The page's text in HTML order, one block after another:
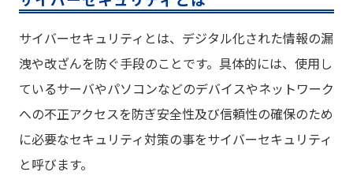
サイバーセキュリティとは、デジタル化された情報の漏
洩や改ざんを防ぐ手段のことです。具体的には、使用し
ているサーバやパソコンなどのデバイスやネットワーク
への不正アクセスを防ぎ安全性及び信頼性の確保のため
に必要なセキュリティ対策の事をサイバーセキュリティ
と呼びます。